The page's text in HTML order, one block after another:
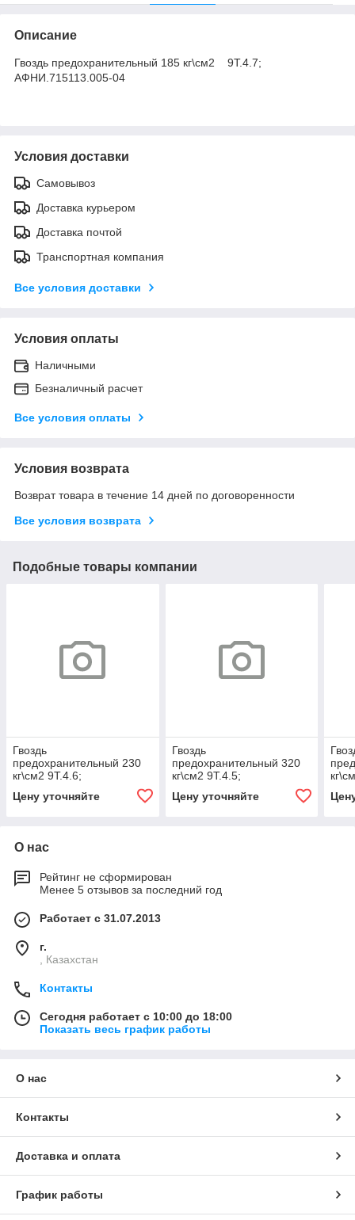
Описание
Гвоздь предохранительный 185 кг\см2 9Т.4.7;
АФНИ.715113.005-04
Условия доставки
Самовывоз
Доставка курьером
Доставка почтой
Транспортная компания
Все условия доставки
Условия оплаты
Наличными
Безналичный расчет
Все условия оплаты
Условия возврата
Возврат товара в течение 14 дней по договоренности
Все условия возврата
Подобные товары компании
Гвоздь
предохранительный 230
кг\см2 9Т.4.6;
Цену уточняйте
Гвоздь
предохранительный 320
кг\см2 9Т.4.5;
Цену уточняйте
О нас
Рейтинг не сформирован
Менее 5 отзывов за последний год
Работает с 31.07.2013
г.
, Казахстан
Контакты
Сегодня работает с 10:00 до 18:00
Показать весь график работы
О нас
Контакты
Доставка и оплата
График работы